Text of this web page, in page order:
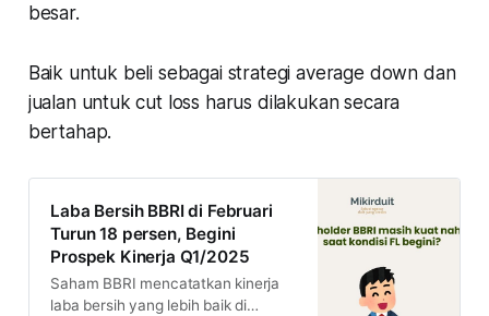
besar.
Baik untuk beli sebagai strategi average down dan
jualan untuk cut loss harus dilakukan secara
bertahap.
Laba Bersih BBRI di Februari
Turun 18 persen, Begini
Prospek Kinerja Q1/2025
Saham BBRI mencatatkan kinerja
laba bersih yang lebih baik di